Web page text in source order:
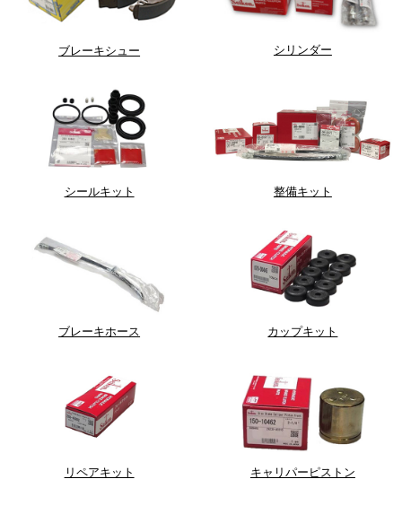
ブレーキシュー シリンダー
シールキット 整備キット
ブレーキホース カップキット
リペアキット キャリパーピストン